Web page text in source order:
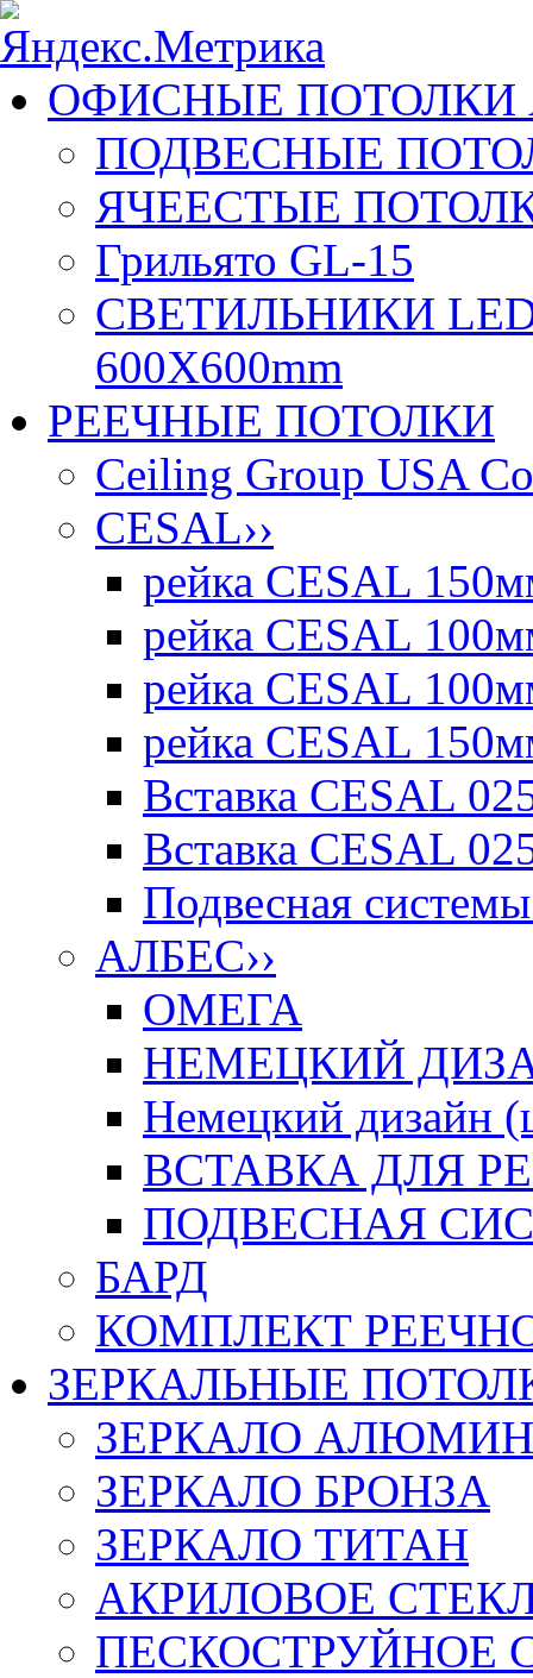
ОФИСНЫЕ ПОТОЛКИ
ПОДВЕСНЫЕ
ЯЧЕЕСТЫЕ
Грильято GL-15
СВЕТИЛЬНИКИ
600X600mm
РЕЕЧНЫЕ ПОТОЛКИ
Ceiling Group USA
CESAL››
рейка CESAL
рейка CESAL
рейка CESAL
рейка CESAL
Вставка CESAL
Вставка CESAL
Подвесная
АЛБЕС››
ОМЕГА
НЕМЕЦКИЙ
Немецкий дизайн
ВСТАВКА ДЛЯ
ПОДВЕСНАЯ
БАРД
КОМПЛЕКТ
ЗЕРКАЛЬНЫЕ
ЗЕРКАЛО
ЗЕРКАЛО БРОНЗА
ЗЕРКАЛО ТИТАН
АКРИЛОВОЕ
ПЕСКОСТРУЙНОЕ